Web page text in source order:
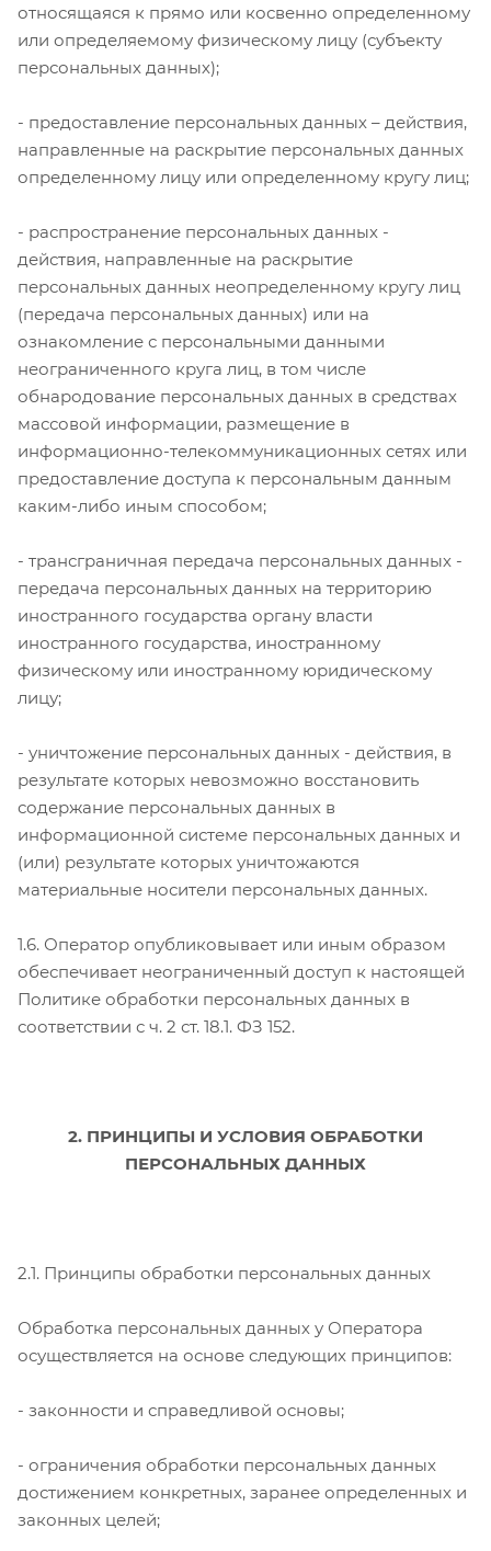
относящаяся к прямо или косвенно определенному
или определяемому физическому лицу (субъекту
персональных данных);
- предоставление персональных данных – действия,
направленные на раскрытие персональных данных
определенному лицу или определенному кругу лиц;
- распространение персональных данных -
действия, направленные на раскрытие
персональных данных неопределенному кругу лиц
(передача персональных данных) или на
ознакомление с персональными данными
неограниченного круга лиц, в том числе
обнародование персональных данных в средствах
массовой информации, размещение в
информационно-телекоммуникационных сетях или
предоставление доступа к персональным данным
каким-либо иным способом;
- трансграничная передача персональных данных -
передача персональных данных на территорию
иностранного государства органу власти
иностранного государства, иностранному
физическому или иностранному юридическому
лицу;
- уничтожение персональных данных - действия, в
результате которых невозможно восстановить
содержание персональных данных в
информационной системе персональных данных и
(или) результате которых уничтожаются
материальные носители персональных данных.
1.6. Оператор опубликовывает или иным образом
обеспечивает неограниченный доступ к настоящей
Политике обработки персональных данных в
соответствии с ч. 2 ст. 18.1. ФЗ 152.
2. ПРИНЦИПЫ И УСЛОВИЯ ОБРАБОТКИ
ПЕРСОНАЛЬНЫХ ДАННЫХ
2.1. Принципы обработки персональных данных
Обработка персональных данных у Оператора
осуществляется на основе следующих принципов:
- законности и справедливой основы;
- ограничения обработки персональных данных
достижением конкретных, заранее определенных и
законных целей;